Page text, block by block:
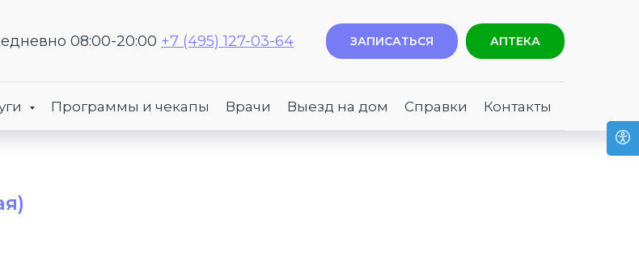
08:00-20:00 +7 (495) 127-03-64 ЗАПИСАТЬСЯ АПТЕКА
Программы и чекапы Врачи Выезд на дом Справки Контакты